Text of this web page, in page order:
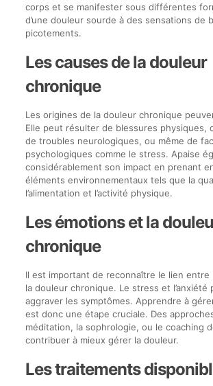
corps et se manifester sous différentes
d’une douleur sourde à des sensations de
picotements.
Les causes de la douleur
chronique
Les origines de la douleur chronique
Elle peut résulter de blessures physiques,
de troubles neurologiques, ou même de
psychologiques comme le stress. Apaise
considérablement son impact en prenant
éléments environnementaux tels que la
l’alimentation et l’activité physique.
Les émotions et la
chronique
Il est important de reconnaître le lien entre
la douleur chronique. Le stress et l’anxiété
aggraver les symptômes. Apprendre à
est donc une étape cruciale. Des
méditation, la sophrologie, ou le coaching
contribuer à mieux gérer la douleur.
Les traitements